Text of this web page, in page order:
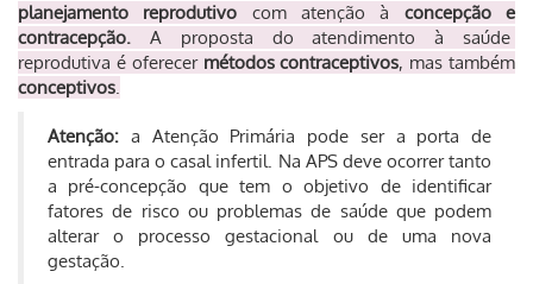
planejamento reprodutivo com atenção à concepção e
contracepção. A proposta do atendimento à saúde
reprodutiva é oferecer métodos contraceptivos, mas também
conceptivos.
Atenção: a Atenção Primária pode ser a porta de
entrada para o casal infertil. Na APS deve ocorrer tanto
a pré-concepção que tem o objetivo de identificar
fatores de risco ou problemas de saúde que podem
alterar o processo gestacional ou de uma nova
gestação.